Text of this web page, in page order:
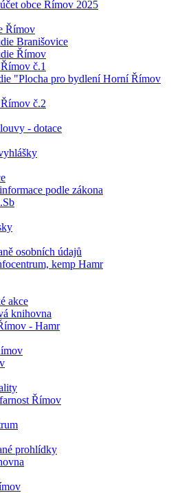
obce Římov 2025
Římov
Branišovice
Římov
č.1
"Plocha pro bydlení Horní Římov
č.2
- dotace
podle zákona
osobních údajů
kemp Hamr
akce
knihovna
- Hamr
Římov
prohlídky